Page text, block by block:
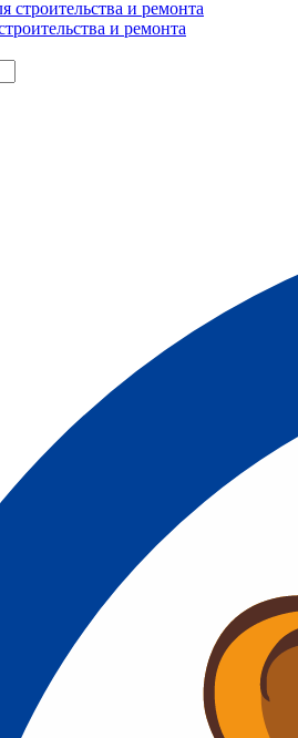
и ремонта